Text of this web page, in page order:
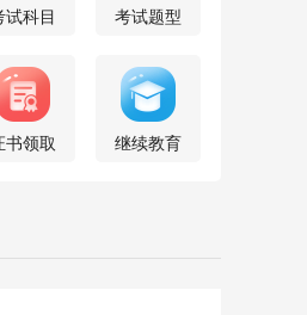
试科目 考试题型
书领取 继续教育